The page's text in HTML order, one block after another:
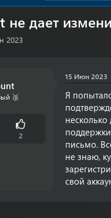
не дает
2023
🥉
2
15 Июн 2023
Я
письмо.
не знаю,
свой